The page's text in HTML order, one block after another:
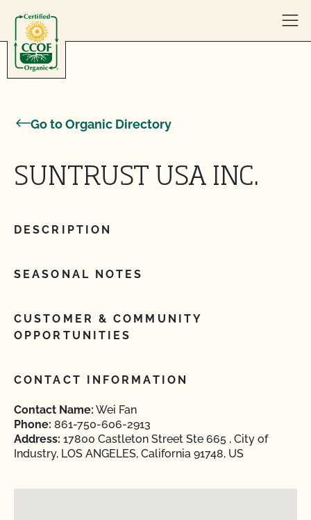
Go to Organic Directory
SUNTRUST USA INC.
DESCRIPTION
SEASONAL NOTES
CUSTOMER & COMMUNITY
OPPORTUNITIES
CONTACT INFORMATION
Contact Name: Wei Fan
Phone: 861-750-606-2913
Address: 17800 Castleton Street Ste 665 , City of
Industry, LOS ANGELES, California 91748, US